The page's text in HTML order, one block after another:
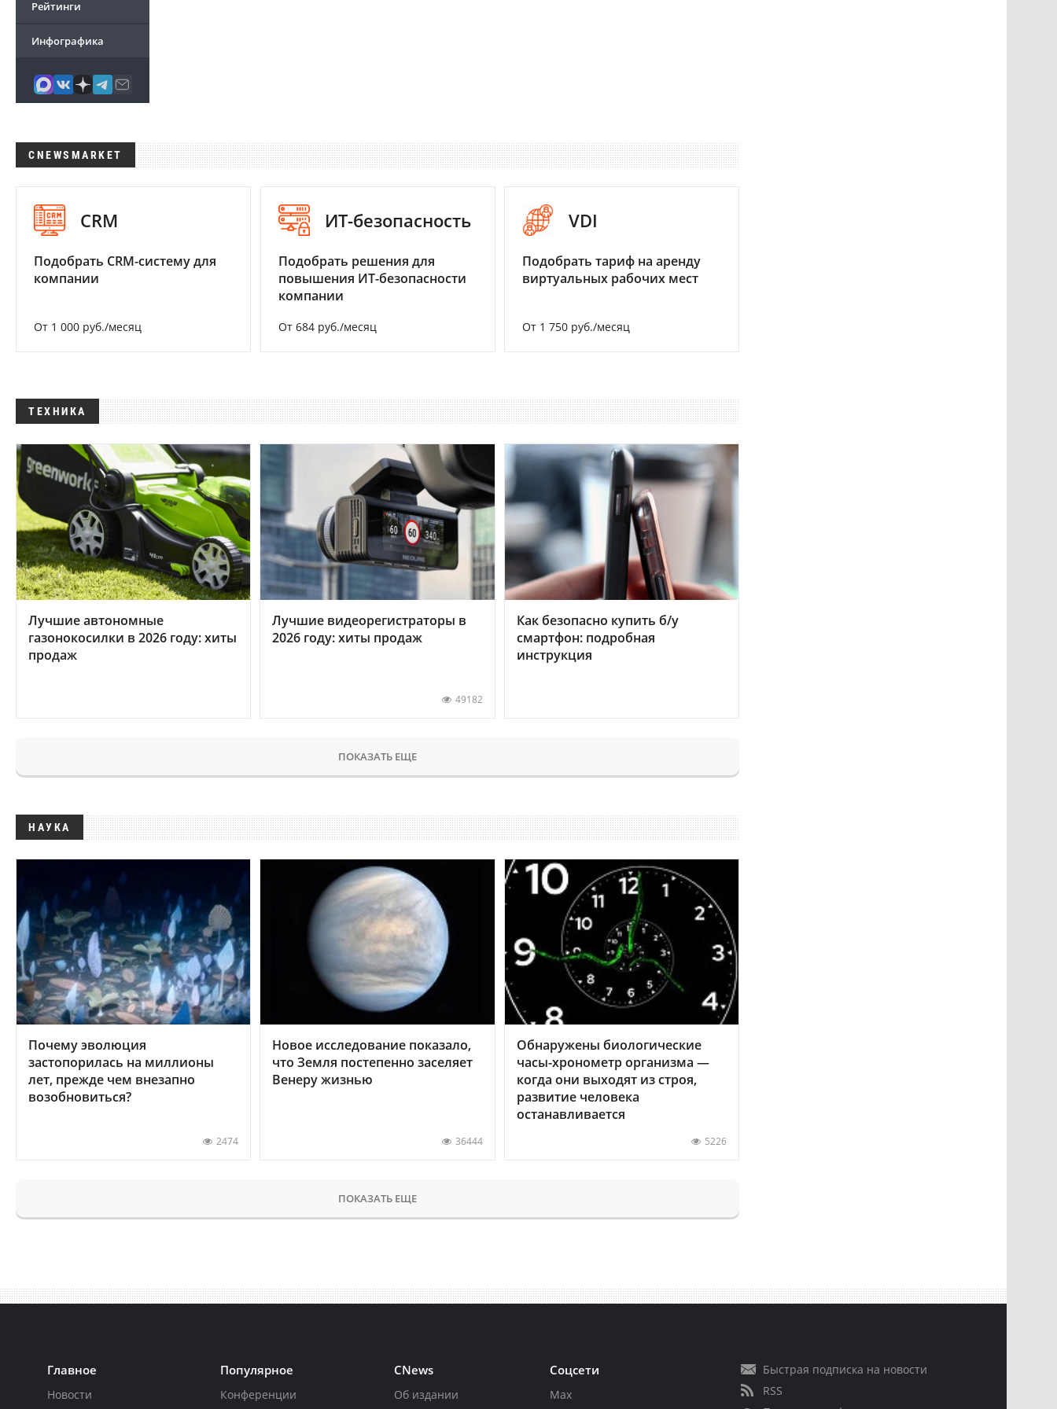
Рейтинги
Инфографика
CNEWSMARKET
CRM
Подобрать CRM-систему для
компании
От 1 000 руб./месяц
ИТ-безопасность
Подобрать решения для
повышения ИТ-безопасности
компании
От 684 руб./месяц
VDI
Подобрать тариф на аренду
виртуальных рабочих мест
От 1 750 руб./месяц
ТЕХНИКА
Лучшие автономные
газонокосилки в 2026 году: хиты
продаж
Лучшие видеорегистраторы в
2026 году: хиты продаж
49182
Как безопасно купить б/у
смартфон: подробная
инструкция
ПОКАЗАТЬ ЕЩЕ
НАУКА
Почему эволюция
застопорилась на миллионы
лет, прежде чем внезапно
возобновиться?
2474
Новое исследование показало,
что Земля постепенно заселяет
Венеру жизнью
36444
Обнаружены биологические
часы-хронометр организма —
когда они выходят из строя,
развитие человека
останавливается
5226
ПОКАЗАТЬ ЕЩЕ
Главное
Новости
Популярное
Конференции
CNews
Об издании
Соцсети
Max
Быстрая подписка на новости
RSS